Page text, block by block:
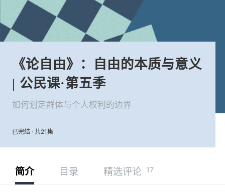
《论自由》：自由的本质与意义
| 公民课·第五季
如何划定群体与个人权利的边界
已完结 · 共21集
简介 目录 精选评论 17